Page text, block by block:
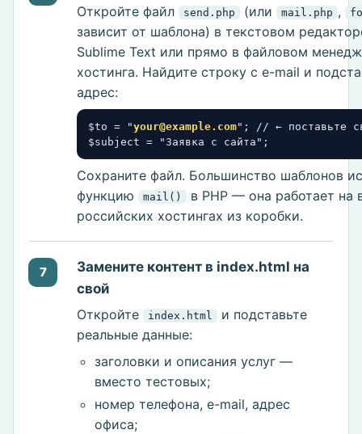
Откройте файл
send.php (или mail.php ,
зависит от шаблона) в текстовом
Sublime Text или прямо в файловом
хостинга. Найдите строку с e-mail и
адрес:
$to = "your@example.com"; // ← поставьте
$subject = "Заявка с сайта";
Сохраните файл. Большинство шаблонов
функцию
mail()
в PHP — она работает на
российских хостингах из коробки.
7
Замените контент в index.html на
свой
Откройте
index.html
и подставьте
реальные данные:
заголовки и описания услуг —
вместо тестовых;
номер телефона, e-mail, адрес
офиса;